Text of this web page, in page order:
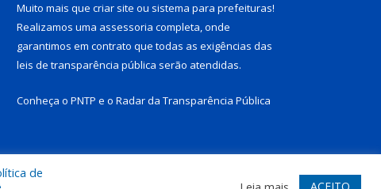
Muito mais que criar site ou sistema para prefeituras!
Realizamos uma assessoria completa, onde
garantimos em contrato que todas as exigências das
leis de transparência pública serão atendidas.
Conheça o PNTP e o Radar da Transparência Pública
Site Acessar Webmail
de
ACEITO